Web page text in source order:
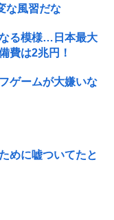
な風習だな
る模様…日本最大
費は2兆円！
ゲームが大嫌いな
めに嘘ついてたと